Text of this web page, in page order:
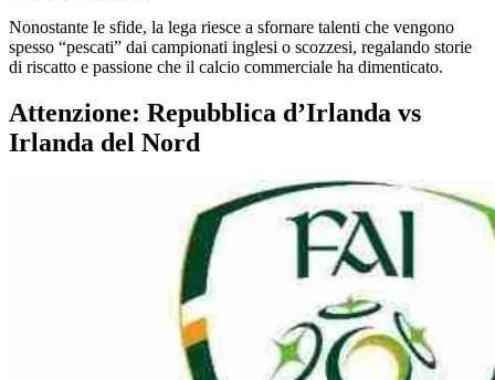
Nonostante le sfide, la lega riesce a sfornare talenti che vengono
spesso “pescati” dai campionati inglesi o scozzesi, regalando storie
di riscatto e passione che il calcio commerciale ha dimenticato.
Attenzione: Repubblica d’Irlanda vs
Irlanda del Nord